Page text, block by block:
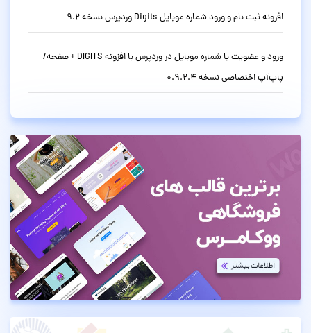
افزونه ثبت نام و ورود شماره موبایل Digits وردپرس نسخه 9.2
ورود و عضویت با شماره موبایل در وردپرس با افزونه DIGITS + صفحه/
پاپ‌آپ اختصاصی نسخه 0.9.2.4